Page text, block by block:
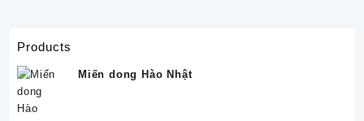
Products
Miến dong Hào Nhật